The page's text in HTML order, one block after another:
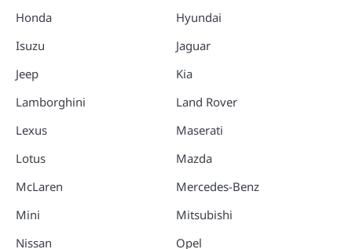
Honda
Isuzu
Jeep
Lamborghini
Lexus
Lotus
McLaren
Mini
Nissan
Hyundai
Jaguar
Kia
Land Rover
Maserati
Mazda
Mercedes-Benz
Mitsubishi
Opel